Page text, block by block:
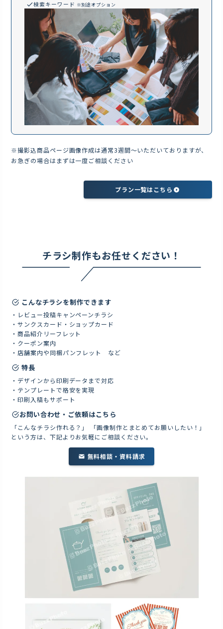
検索キーワード ※別途オプション
※撮影込商品ページ画像作成は通常3週間～いただいておりますが、
お急ぎの場合はまずは一度ご相談ください
プラン一覧はこちら
チラシ制作もお任せください！
こんなチラシを制作できます
・レビュー投稿キャンペーンチラシ
・サンクスカード・ショップカード
・商品紹介リーフレット
・クーポン案内
・店舗案内や同梱パンフレット など
特長
・デザインから印刷データまで対応
・テンプレートで格安を実現
・印刷入稿もサポート
お問い合わせ・ご依頼はこちら
「こんなチラシ作れる？」 「画像制作とまとめてお願いしたい！」
という方は、下記よりお気軽にご相談ください。
無料相談・資料請求